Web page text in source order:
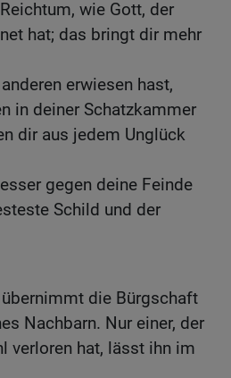
wie Gott, der
hat; das bringt dir mehr
erwiesen hast,
in deiner Schatzkammer
dir aus jedem Unglück
gegen deine Feinde
Schild und der
die Bürgschaft
Nachbarn. Nur einer, der
verloren hat, lässt ihn im